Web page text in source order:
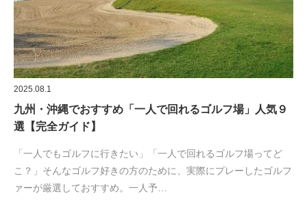
2025.08.1
九州・沖縄でおすすめ「一人で回れるゴルフ場」人気９
選【完全ガイド】
「一人でもゴルフに行きたい」「一人で回れるゴルフ場ってど
こ？」そんなゴルフ好きの方のために、実際にプレーしたゴルフ
ァーが厳選しておすすめ。一人予…